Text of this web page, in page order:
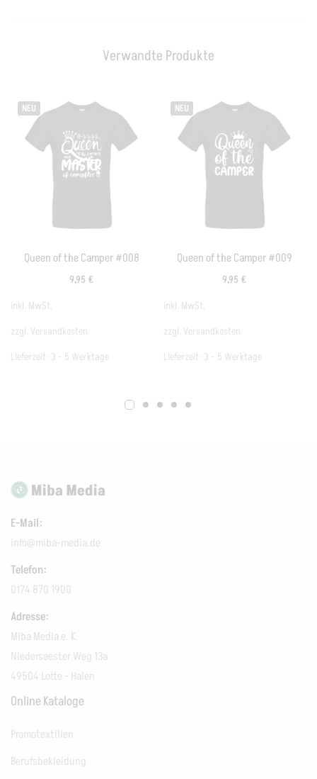
Verwandte Produkte
NEU
Queen of the Camper #008
9,95 €
inkl. MwSt.
zzgl. Versandkosten
Lieferzeit: 3 - 5 Werktage
NEU
Queen of the Camper #009
9,95 €
inkl. MwSt.
zzgl. Versandkosten
Lieferzeit: 3 - 5 Werktage
E-Mail:
info@miba-media.de
Telefon:
0174 870 1900
Adresse:
Miba Media e. K.
Niederseester Weg 13a
49504 Lotte - Halen
Online Kataloge
Promotextilien
Berufsbekleidung